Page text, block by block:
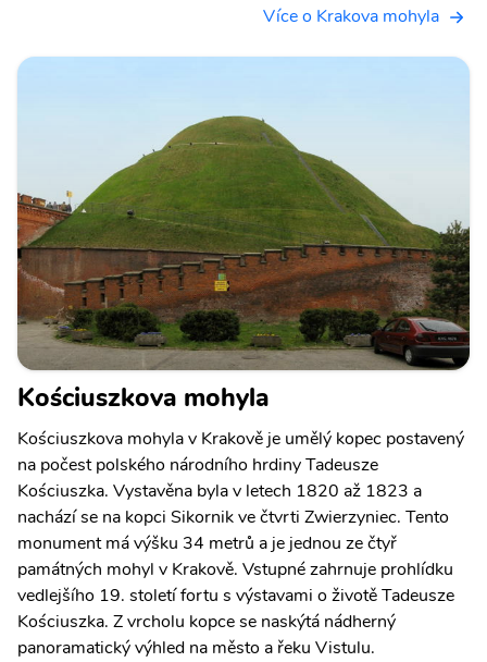
Více o Krakova mohyla
Kościuszkova mohyla
Kościuszkova mohyla v Krakově je umělý kopec postavený
na počest polského národního hrdiny Tadeusze
Kościuszka. Vystavěna byla v letech 1820 až 1823 a
nachází se na kopci Sikornik ve čtvrti Zwierzyniec. Tento
monument má výšku 34 metrů a je jednou ze čtyř
památných mohyl v Krakově. Vstupné zahrnuje prohlídku
vedlejšího 19. století fortu s výstavami o životě Tadeusze
Kościuszka. Z vrcholu kopce se naskýtá nádherný
panoramatický výhled na město a řeku Vistulu.